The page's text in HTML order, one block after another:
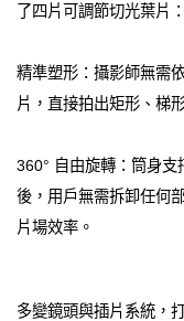
了四片可調節切光葉片：
精準塑形：攝影師無需
片，直接拍出矩形、梯
360° 自由旋轉：筒身支
後，用戶無需拆卸任何
片場效率。
多變鏡頭與插片系統，